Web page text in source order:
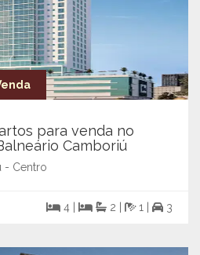
para venda no
Camboriú
- Centro
4 | 2 | 1 | 3